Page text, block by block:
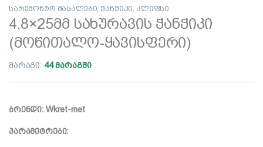
სარემონტო მასალები, ჭანჭიკი, კლიფსი
4.8×25მმ სახურავის ჭანჭიკი
(მოწითალო-ყავისფერი)
მარაგი: 44 მარაგში
ბრენდი: Wkret-met
პარამეტრები: